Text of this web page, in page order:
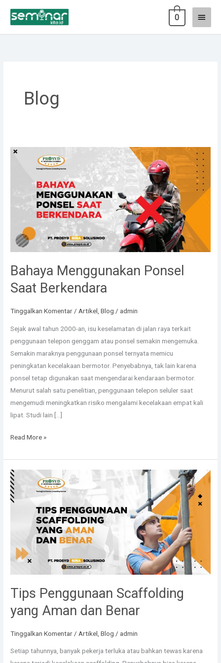
Menu
0
Blog
Bahaya Menggunakan Ponsel
Saat Berkendara
Tinggalkan Komentar / Artikel ,Blog / admin
Sejak awal tahun 2000-an, isu keselamatan di jalan raya terkait
penggunaan telepon genggam atau ponsel semakin mengemuka.
Semakin maraknya penggunaan ponsel ternyata memicu
peningkatan kecelakaan bermotor. Penyebabnya, tak lain karena
ponsel tetap digunakan saat mengendarai kendaraan bermotor.
Menurut salah satu penelitian, penggunaan telepon seluler saat
mengemudi meningkatkan risiko mengalami kecelakaan empat kali
lipat. Studi lain […]
Bahaya
Menggunakan
Berkendara
Read More »
Tips Penggunaan Scaffolding
yang Aman dan Benar
Tinggalkan Komentar / Artikel ,Blog / admin
Setiap tahunnya, banyak pekerja terluka atau bahkan tewas karena
Tips
Penggunaan
Scaffolding
Benar